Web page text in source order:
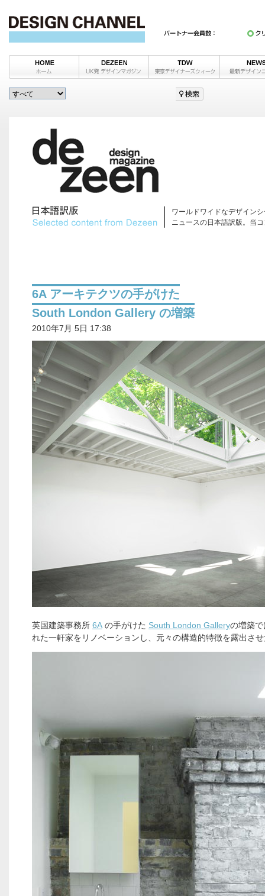
ワールドワイドなデザイン
ニュースの日本語訳版。当
6A アーキテクツの手がけた
South London Gallery の増築
2010年7月 5日 17:38
英国建築事務所 6A の手がけた South London Galleryの増築
れた一軒家をリノベーションし、元々の構造的特徴を露出さ